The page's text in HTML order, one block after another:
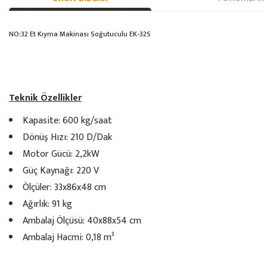
NO:32 Et Kıyma Makinası Soğutuculu EK-32S
Teknik Özellikler
Kapasite: 600 kg/saat
Dönüş Hızı: 210 D/Dak
Motor Gücü: 2,2kW
Güç Kaynağı: 220 V
Ölçüler: 33x86x48 cm
Ağırlık: 91 kg
Ambalaj Ölçüsü: 40x88x54 cm
Ambalaj Hacmi: 0,18 m³